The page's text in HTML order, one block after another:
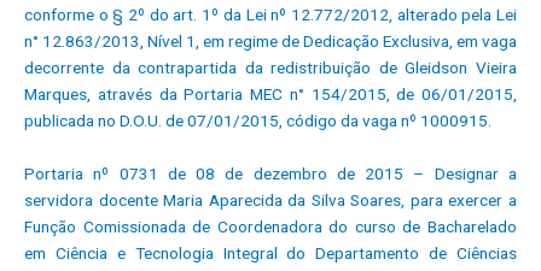
conforme o § 2º do art. 1º da Lei nº 12.772/2012, alterado pela Lei
n° 12.863/2013, Nível 1, em regime de Dedicação Exclusiva, em vaga
decorrente da contrapartida da redistribuição de Gleidson Vieira
Marques, através da Portaria MEC n° 154/2015, de 06/01/2015,
publicada no D.O.U. de 07/01/2015, código da vaga nº 1000915.
Portaria nº 0731 de 08 de dezembro de 2015 – Designar a
servidora docente Maria Aparecida da Silva Soares, para exercer a
Função Comissionada de Coordenadora do curso de Bacharelado
em Ciência e Tecnologia Integral do Departamento de Ciências